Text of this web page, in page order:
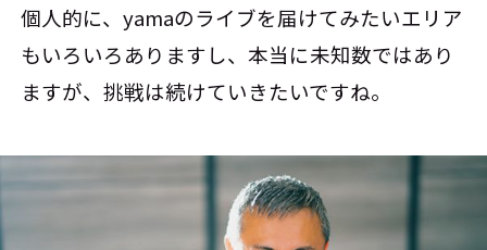
個人的に、yamaのライブを届けてみたいエリア
もいろいろありますし、本当に未知数ではあり
ますが、挑戦は続けていきたいですね。